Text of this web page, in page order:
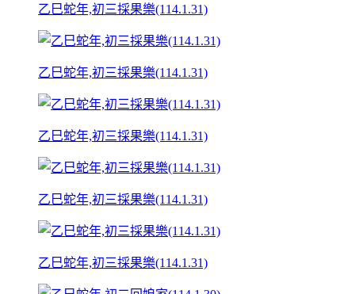
乙巳蛇年,初三採果樂(114.1.31)
乙巳蛇年,初三採果樂(114.1.31)
乙巳蛇年,初三採果樂(114.1.31)
乙巳蛇年,初三採果樂(114.1.31)
乙巳蛇年,初三採果樂(114.1.31)